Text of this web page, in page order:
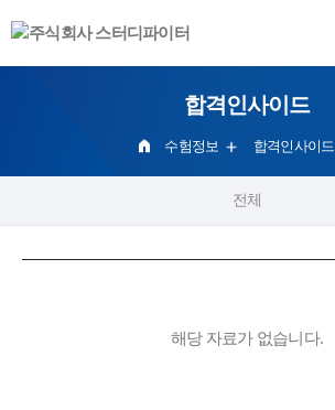
합격인사이드
수험정보 합격인사이드
전체
해당 자료가 없습니다.